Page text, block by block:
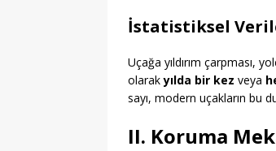
İstatistiksel
Uçağa yıldırım çarpması,
olarakyılda bir kez veya
sayı, modern uçakların bu
II. Koruma